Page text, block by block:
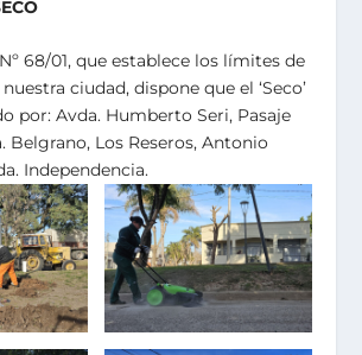
68/01, que establece los límites de
ciudad, dispone que el ‘Seco’
por: Avda. Humberto Seri, Pasaje
Belgrano, Los Reseros, Antonio
Independencia.